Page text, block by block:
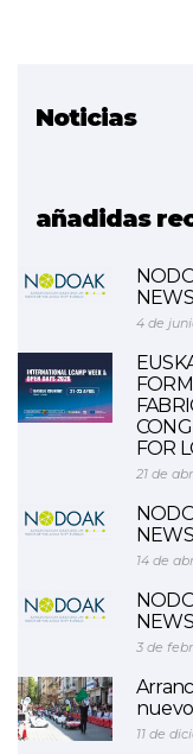
Noticias
añadidas
4 de
FOR
21 de
14 de
3 de
11 de